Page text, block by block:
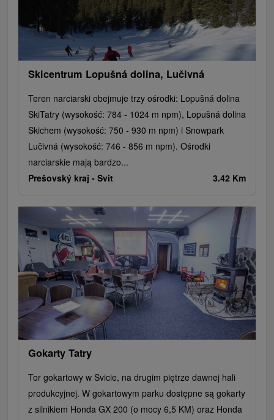
Skicentrum Lopušná dolina, Lučivná
Teren narciarski obejmuje trzy ośrodki: Lopušná dolina
SkiTatry (wysokość: 784 - 1024 m npm), Lopušná dolina
Skichem (wysokość: 750 - 930 m npm) i Snowpark
Lučivná (wysokość: 746 - 856 m npm). Ośrodki
narciarskie mają bardzo...
Prešovský kraj - Svit 3.42 Km
Gokarty Tatry
Tor gokartowy w Svicie, na drugim piętrze dawnej hali
produkcyjnej. W gokartowym parku dostępne są gokarty
z silnikiem Honda GX 200 (o mocy 6,5 KM) oraz Honda